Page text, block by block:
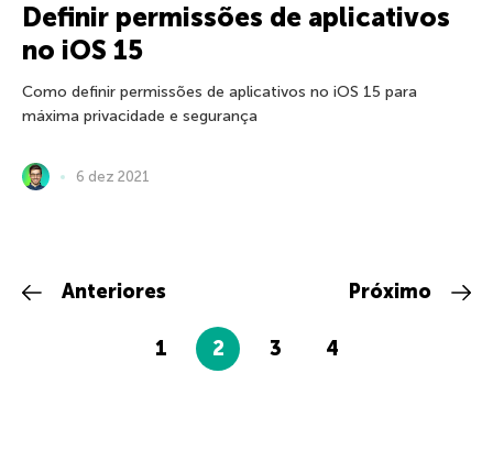
Definir permissões de aplicativos
no iOS 15
Como definir permissões de aplicativos no iOS 15 para
máxima privacidade e segurança
6 dez 2021
Anteriores
1 2 3 4
Próximo